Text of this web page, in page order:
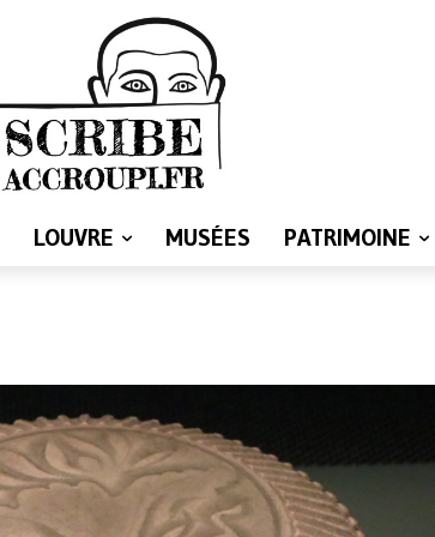
LOUVRE MUSÉES PATRIMOINE